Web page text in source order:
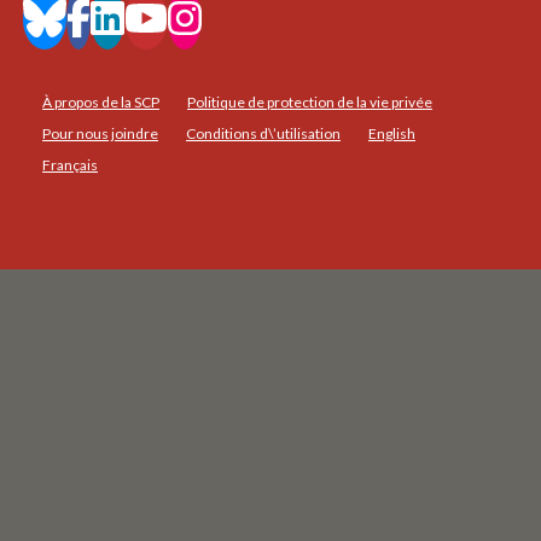
À propos de la SCP
Politique de protection de la vie privée
Pour nous joindre
Conditions d\’utilisation
English
Français